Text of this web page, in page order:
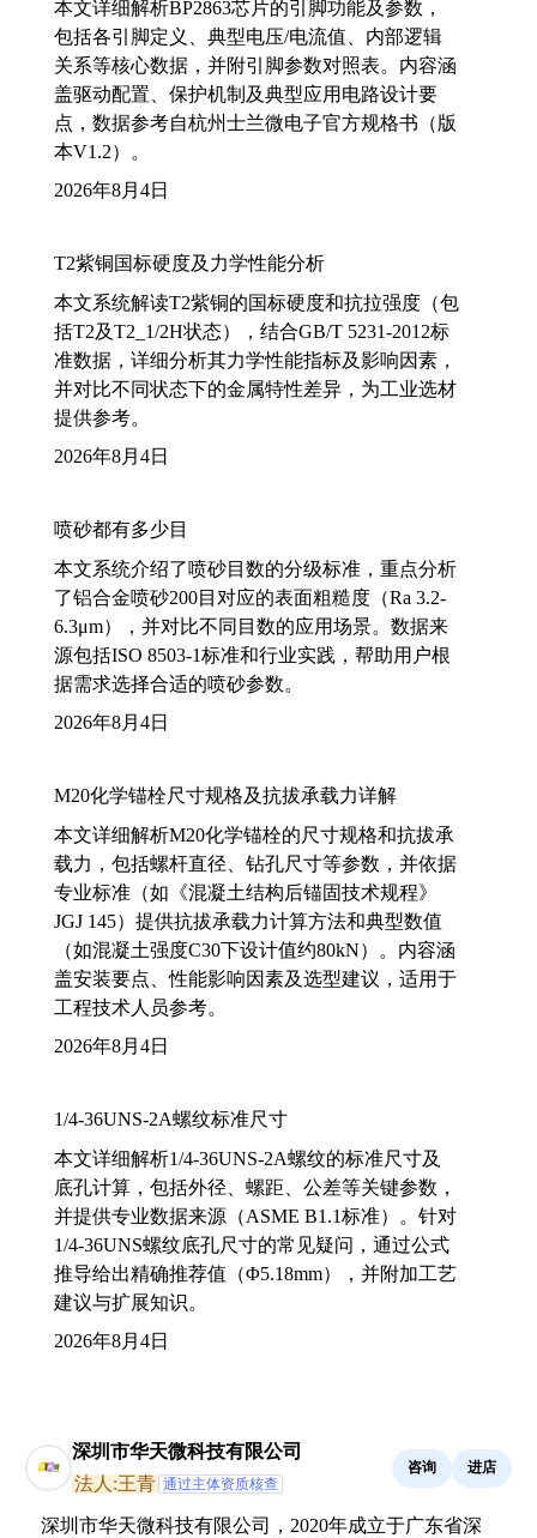
本文详细解析BP2863芯片的引脚功能及参数，
包括各引脚定义、典型电压/电流值、内部逻辑
关系等核心数据，并附引脚参数对照表。内容涵
盖驱动配置、保护机制及典型应用电路设计要
点，数据参考自杭州士兰微电子官方规格书（版
本V1.2）。
2026年8月4日
T2紫铜国标硬度及力学性能分析
本文系统解读T2紫铜的国标硬度和抗拉强度（包
括T2及T2_1/2H状态），结合GB/T 5231-2012标
准数据，详细分析其力学性能指标及影响因素，
并对比不同状态下的金属特性差异，为工业选材
提供参考。
2026年8月4日
喷砂都有多少目
本文系统介绍了喷砂目数的分级标准，重点分析
了铝合金喷砂200目对应的表面粗糙度（Ra 3.2-
6.3μm），并对比不同目数的应用场景。数据来
源包括ISO 8503-1标准和行业实践，帮助用户根
据需求选择合适的喷砂参数。
2026年8月4日
M20化学锚栓尺寸规格及抗拔承载力详解
本文详细解析M20化学锚栓的尺寸规格和抗拔承
载力，包括螺杆直径、钻孔尺寸等参数，并依据
专业标准（如《混凝土结构后锚固技术规程》
JGJ 145）提供抗拔承载力计算方法和典型数值
（如混凝土强度C30下设计值约80kN）。内容涵
盖安装要点、性能影响因素及选型建议，适用于
工程技术人员参考。
2026年8月4日
1/4-36UNS-2A螺纹标准尺寸
本文详细解析1/4-36UNS-2A螺纹的标准尺寸及
底孔计算，包括外径、螺距、公差等关键参数，
并提供专业数据来源（ASME B1.1标准）。针对
1/4-36UNS螺纹底孔尺寸的常见疑问，通过公式
推导给出精确推荐值（Φ5.18mm），并附加工艺
建议与扩展知识。
2026年8月4日
深圳市华天微科技有限公司
法人:王青 通过主体资质核查
咨询 进店
深圳市华天微科技有限公司，2020年成立于广东省深